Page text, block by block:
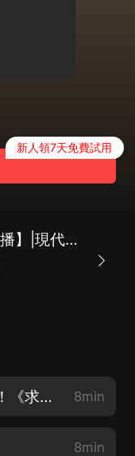
新人領7天免費試用
最強輔助|【雙播/多播】|現代穿越|逆襲成長|VI
最強輔助 001 超級輔助系統！《求月票，訂閱，感謝支持》 8min
8min